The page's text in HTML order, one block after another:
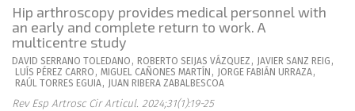
Hip arthroscopy provides medical personnel with
an early and complete return to work. A
multicentre study
DAVID SERRANO TOLEDANO , ROBERTO SEIJAS VÁZQUEZ , JAVIER SANZ REIG ,
LUÍS PÉREZ CARRO , MIGUEL CAÑONES MARTÍN , JORGE FABIÁN URRAZA,
RAÚL TORRES EGUIA, JUAN RIBERA ZABALBESCOA
Rev Esp Artrosc Cir Articul. 2024;31(1):19-25